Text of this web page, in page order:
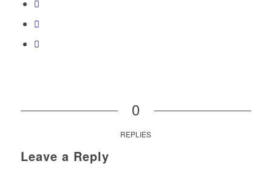
0
REPLIES
Leave a Reply